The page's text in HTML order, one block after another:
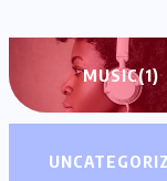
MUSIC(1)